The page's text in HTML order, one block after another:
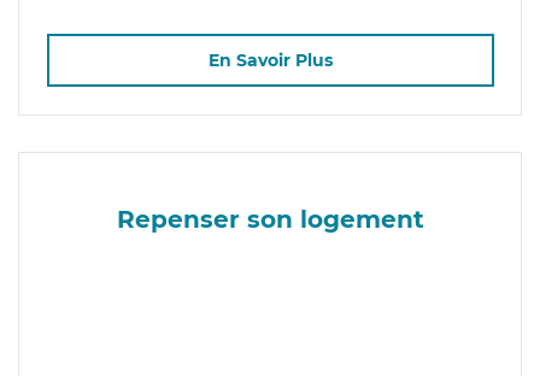
En Savoir Plus
Repenser son logement